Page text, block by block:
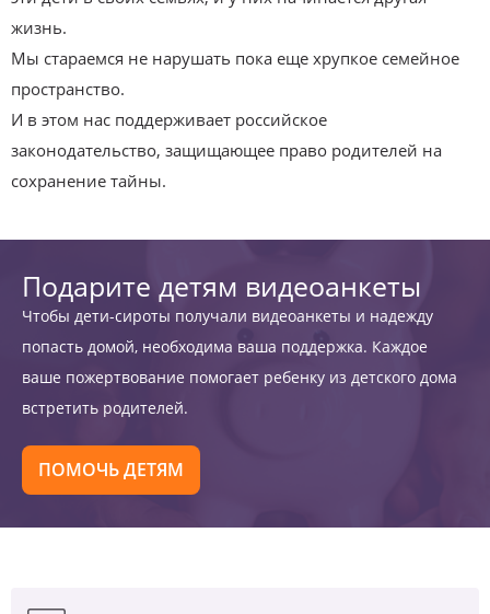
жизнь.
Мы стараемся не нарушать пока еще хрупкое семейное
пространство.
И в этом нас поддерживает российское
законодательство, защищающее право родителей на
сохранение тайны.
Подарите детям видеоанкеты
Чтобы дети-сироты получали видеоанкеты и надежду
попасть домой, необходима ваша поддержка. Каждое
ваше пожертвование помогает ребенку из детского дома
встретить родителей.
ПОМОЧЬ ДЕТЯМ